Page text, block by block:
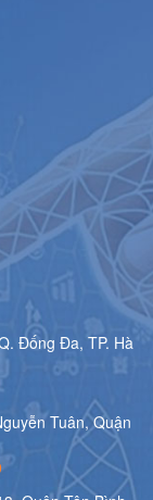
Đống Đa, TP. Hà
Tuân, Quận